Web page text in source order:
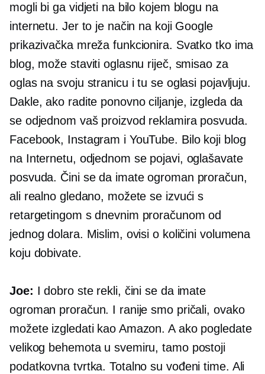
mogli bi ga vidjeti na bilo kojem blogu na
internetu. Jer to je način na koji Google
prikazivačka mreža funkcionira. Svatko tko ima
blog, može staviti oglasnu riječ, smisao za
oglas na svoju stranicu i tu se oglasi pojavljuju.
Dakle, ako radite ponovno ciljanje, izgleda da
se odjednom vaš proizvod reklamira posvuda.
Facebook, Instagram i YouTube. Bilo koji blog
na Internetu, odjednom se pojavi, oglašavate
posvuda. Čini se da imate ogroman proračun,
ali realno gledano, možete se izvući s
retargetingom s dnevnim proračunom od
jednog dolara. Mislim, ovisi o količini volumena
koju dobivate.
Joe: I dobro ste rekli, čini se da imate
ogroman proračun. I ranije smo pričali, ovako
možete izgledati kao Amazon. A ako pogledate
velikog behemota u svemiru, tamo postoji
podatkovna tvrtka. Totalno su vođeni time. Ali